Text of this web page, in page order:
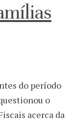
do período
o
acerca da